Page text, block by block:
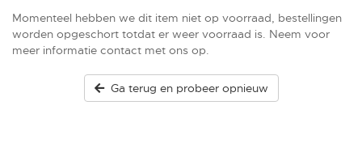
Momenteel hebben we dit item niet op voorraad, bestellingen
worden opgeschort totdat er weer voorraad is. Neem voor
meer informatie contact met ons op.
Ga terug en probeer opnieuw